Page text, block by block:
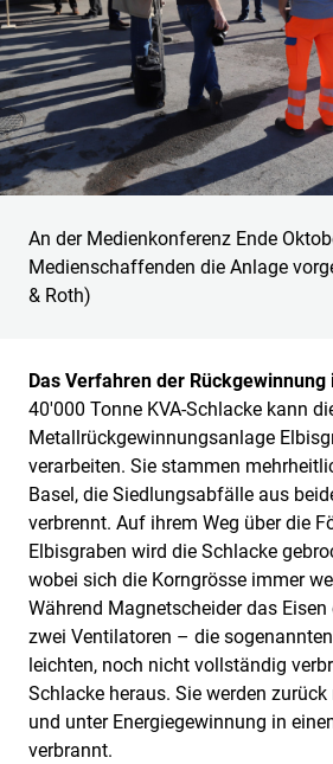
An der Medienkonferenz Ende
Medienschaffenden die Anlage
& Roth)
Das Verfahren der Rückgewinnung
40'000 Tonne KVA-Schlacke kann
Metallrückgewinnungsanlage
verarbeiten. Sie stammen
Basel, die Siedlungsabfälle aus
verbrennt. Auf ihrem Weg über die
Elbisgraben wird die Schlacke
wobei sich die Korngrösse immer
Während Magnetscheider das
zwei Ventilatoren – die
leichten, noch nicht vollständig
Schlacke heraus. Sie werden
und unter Energiegewinnung in
verbrannt.